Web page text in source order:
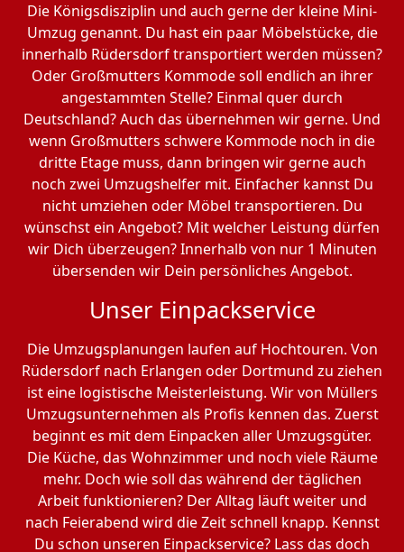
Die Königsdisziplin und auch gerne der kleine Mini-
Umzug genannt. Du hast ein paar Möbelstücke, die
innerhalb Rüdersdorf transportiert werden müssen?
Oder Großmutters Kommode soll endlich an ihrer
angestammten Stelle? Einmal quer durch
Deutschland? Auch das übernehmen wir gerne. Und
wenn Großmutters schwere Kommode noch in die
dritte Etage muss, dann bringen wir gerne auch
noch zwei Umzugshelfer mit. Einfacher kannst Du
nicht umziehen oder Möbel transportieren. Du
wünschst ein Angebot? Mit welcher Leistung dürfen
wir Dich überzeugen? Innerhalb von nur 1 Minuten
übersenden wir Dein persönliches Angebot.
Unser Einpackservice
Die Umzugsplanungen laufen auf Hochtouren. Von
Rüdersdorf nach Erlangen oder Dortmund zu ziehen
ist eine logistische Meisterleistung. Wir von Müllers
Umzugsunternehmen als Profis kennen das. Zuerst
beginnt es mit dem Einpacken aller Umzugsgüter.
Die Küche, das Wohnzimmer und noch viele Räume
mehr. Doch wie soll das während der täglichen
Arbeit funktionieren? Der Alltag läuft weiter und
nach Feierabend wird die Zeit schnell knapp. Kennst
Du schon unseren Einpackservice? Lass das doch